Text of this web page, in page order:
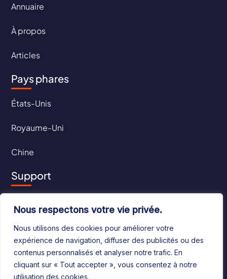
Nous respectons votre vie privée.
Nous utilisons des cookies pour améliorer votre
expérience de navigation, diffuser des publicités ou des
contenus personnalisés et analyser notre trafic. En
cliquant sur « Tout accepter », vous consentez à notre
utilisation des cookies.
Annuaire
À propos
Articles
Pays phares
États-Unis
Royaume-Uni
Chine
Support
CGU
CGV